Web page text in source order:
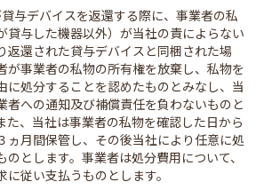
与デバイスを返還する際に、事業者の私
貸与した機器以外）が当社の責によらない
返還された貸与デバイスと同梱された場
が事業者の私物の所有権を放棄し、私物を
に処分することを認めたものとみなし、当
者への通知及び補償責任を負わないものと
た、当社は事業者の私物を確認した日から
ヵ月間保管し、その後当社により任意に処
のとします。事業者は処分費用について、
に従い支払うものとします。